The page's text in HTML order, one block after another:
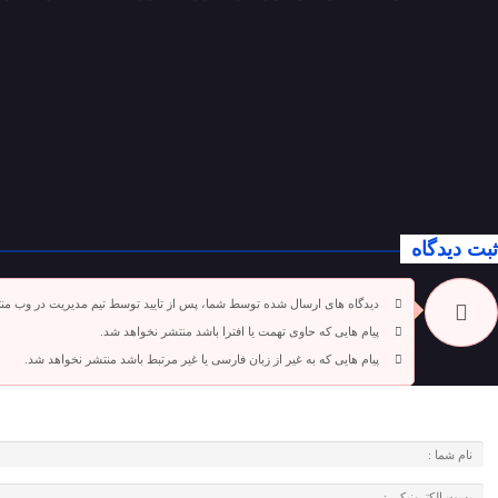
ثبت دیدگاه
دیدگاه های ارسال شده توسط شما، پس از تایید توسط تیم مدیریت در وب
پیام هایی که حاوی تهمت یا افترا باشد منتشر نخواهد شد.
پیام هایی که به غیر از زبان فارسی یا غیر مرتبط باشد منتشر نخواهد شد.